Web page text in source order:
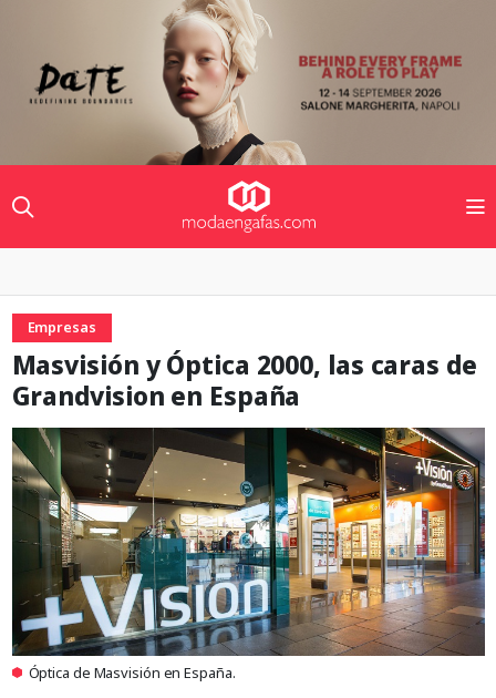
Empresas
Masvisión y Óptica 2000, las caras de
Grandvision en España
Óptica de Masvisión en España.